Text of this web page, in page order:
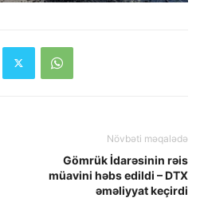
Növbəti məqalədə
Gömrük İdarəsinin rəis
müavini həbs edildi – DTX
əməliyyat keçirdi